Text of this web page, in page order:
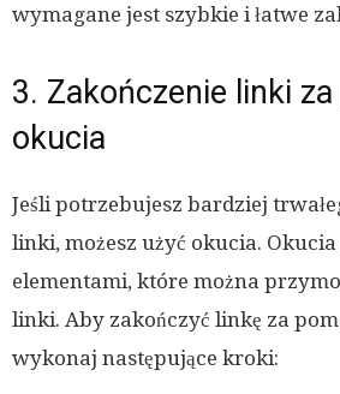
wymagane jest szybkie i łatwe
3. Zakończenie linki
okucia
Jeśli potrzebujesz bardziej
linki, możesz użyć okucia.
elementami, które można
linki. Aby zakończyć linkę za
wykonaj następujące kroki: